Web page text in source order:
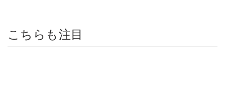
こちらも注目